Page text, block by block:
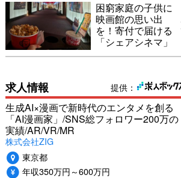
困窮家庭の子供に
映画館の思い出
を！寄付で届ける
「シェアシネマ」
提供：
求人情報
生成AI×漫画で新時代のエンタメを創る
「AI漫画家」/SNS総フォロワー200万の
実績/AR/VR/MR
株式会社ZIG
東京都
年収350万円～600万円